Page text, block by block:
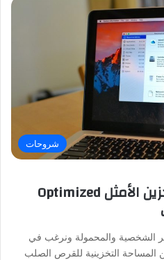
شروحات
تلميحة حول تمكين التخزين الأمثل Optimized
الشخصية والمحمولة ونرغب في
المساحة التخزينية للقرص الصلب